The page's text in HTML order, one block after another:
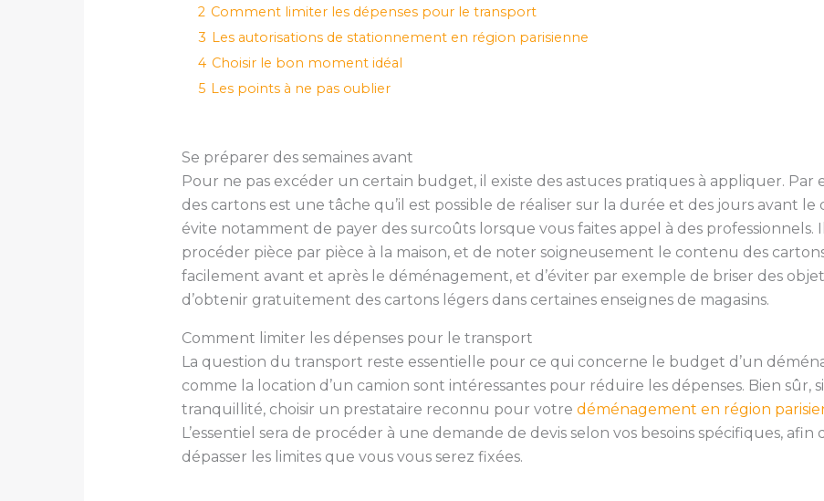
2 Comment limiter les dépenses pour le transport
3 Les autorisations de stationnement en région parisienne
4 Choisir le bon moment idéal
5 Les points à ne pas oublier
Se préparer des semaines avant
Pour ne pas excéder un certain budget, il existe des astuces pratiques à appliquer. Par
des cartons est une tâche qu’il est possible de réaliser sur la durée et des jours avant
évite notamment de payer des surcoûts lorsque vous faites appel à des professionnels.
procéder pièce par pièce à la maison, et de noter soigneusement le contenu des
facilement avant et après le déménagement, et d’éviter par exemple de briser des
d’obtenir gratuitement des cartons légers dans certaines enseignes de magasins.
Comment limiter les dépenses pour le transport
La question du transport reste essentielle pour ce qui concerne le budget d’un
comme la location d’un camion sont intéressantes pour réduire les dépenses. Bien sûr,
tranquillité, choisir un prestataire reconnu pour votre déménagement en région
L’essentiel sera de procéder à une demande de devis selon vos besoins spécifiques, afin
dépasser les limites que vous vous serez fixées.